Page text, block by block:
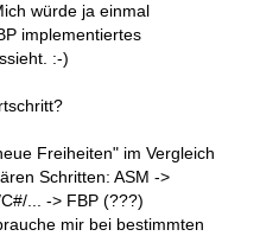
würde ja einmal
implementiertes
:-)
Freiheiten" im Vergleich
Schritten: ASM ->
... -> FBP (???)
mir bei bestimmten